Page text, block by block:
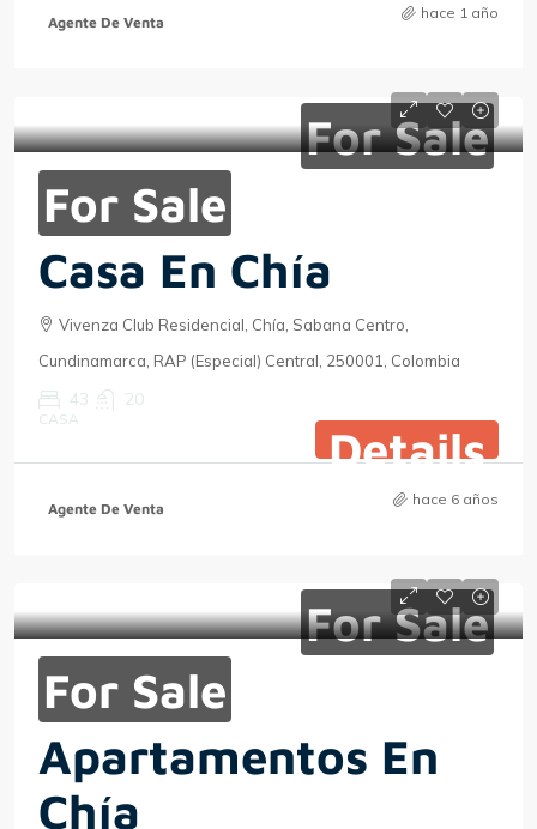
Agente De Venta
hace 1 año
For Sale
For Sale
Casa En Chía
Vivenza Club Residencial, Chía, Sabana Centro,
Cundinamarca, RAP (Especial) Central, 250001, Colombia
43 20
CASA
Details
Agente De Venta
hace 6 años
For Sale
For Sale
Apartamentos En
Chía